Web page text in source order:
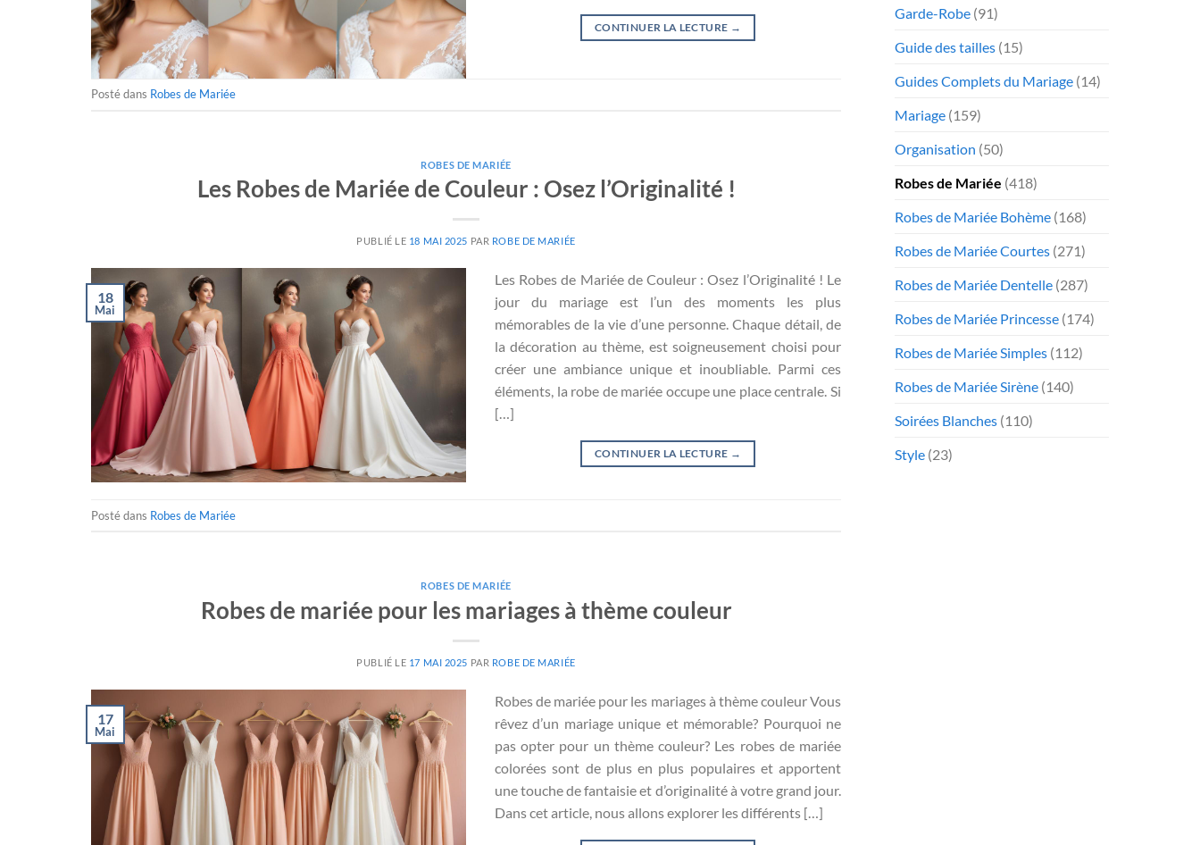
CONTINUER LA LECTURE →
Posté dans Robes de Mariée
ROBES DE MARIÉE
Les Robes de Mariée de Couleur : Osez l’Originalité !
PUBLIÉ LE 18 MAI 2025 PAR ROBE DE MARIÉE
18
Mai
Les Robes de Mariée de Couleur : Osez l’Originalité ! Le
jour du mariage est l’un des moments les plus
mémorables de la vie d’une personne. Chaque détail, de
la décoration au thème, est soigneusement choisi pour
créer une ambiance unique et inoubliable. Parmi ces
éléments, la robe de mariée occupe une place centrale. Si
[…]
CONTINUER LA LECTURE →
Posté dans Robes de Mariée
ROBES DE MARIÉE
Robes de mariée pour les mariages à thème couleur
PUBLIÉ LE 17 MAI 2025 PAR ROBE DE MARIÉE
17
Mai
Robes de mariée pour les mariages à thème couleur Vous
rêvez d’un mariage unique et mémorable? Pourquoi ne
pas opter pour un thème couleur? Les robes de mariée
colorées sont de plus en plus populaires et apportent
une touche de fantaisie et d’originalité à votre grand jour.
Dans cet article, nous allons explorer les différents […]
Garde-Robe (91)
Guide des tailles (15)
Guides Complets du Mariage (14)
Mariage (159)
Organisation (50)
Robes de Mariée (418)
Robes de Mariée Bohème (168)
Robes de Mariée Courtes (271)
Robes de Mariée Dentelle (287)
Robes de Mariée Princesse (174)
Robes de Mariée Simples (112)
Robes de Mariée Sirène (140)
Soirées Blanches (110)
Style (23)